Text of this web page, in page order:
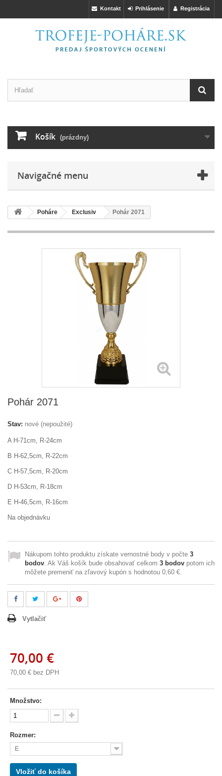
Registrácia
Prihlásenie
Kontakt
Košík (prázdny)
Navigačné menu
Poháre Exclusiv Pohár 2071
Pohár 2071
Stav: nové (nepoužité)
A H-71cm, R-24cm
B H-62,5cm, R-22cm
C H-57,5cm, R-20cm
D H-53cm, R-18cm
E H-46,5cm, R-16cm
Na objednávku
Nákupom tohto produktu získate vernostné body v počte 3
bodov. Ak Váš košík bude obsahovať celkom 3 bodov potom ich
môžete premeniť na zľavový kupón s hodnotou 0,60 €.
Vytlačiť
70,00 €
70,00 € bez DPH
Množstvo:
Rozmer:
E
Vložiť do košíka